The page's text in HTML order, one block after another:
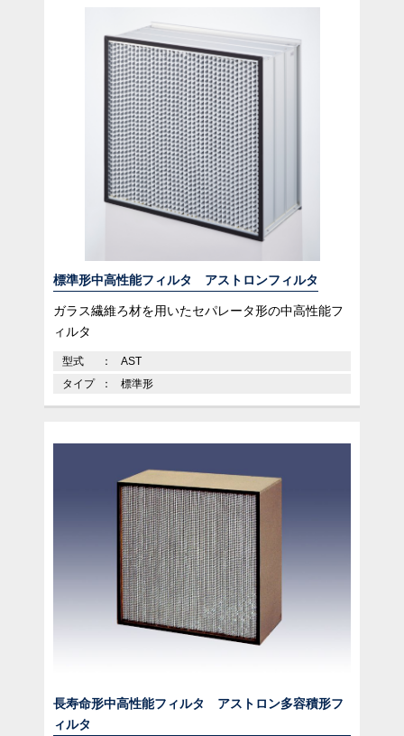
標準形中高性能フィルタ アストロンフィルタ
ガラス繊維ろ材を用いたセパレータ形の中高性能フ
ィルタ
型式
AST
タイプ
標準形
長寿命形中高性能フィルタ アストロン多容積形フ
ィルタ